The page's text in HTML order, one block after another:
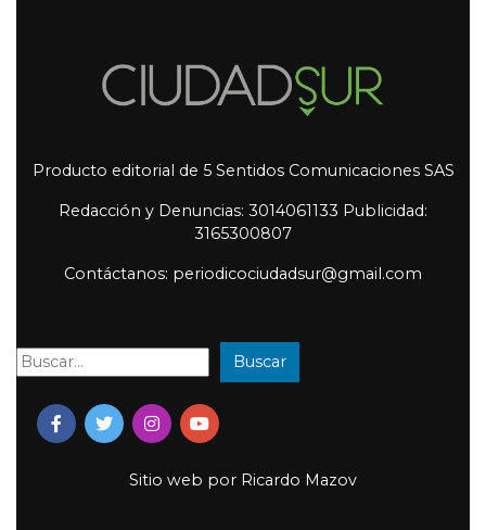
Producto editorial de 5 Sentidos Comunicaciones SAS
Redacción y Denuncias: 3014061133 Publicidad:
3165300807
Contáctanos: periodicociudadsur@gmail.com
Buscar: Buscar
Sitio web por Ricardo Mazov